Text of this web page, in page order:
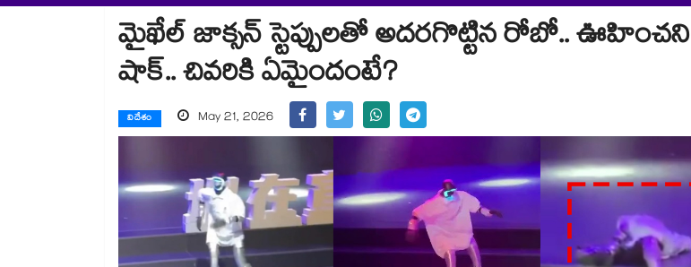
మైఖేల్ జాక్సన్ స్టెప్పులతో అదరగొట్టిన రోబో.. ఊహించని
షాక్.. చివరికి ఏమైందంటే?
విదేశం May 21, 2026